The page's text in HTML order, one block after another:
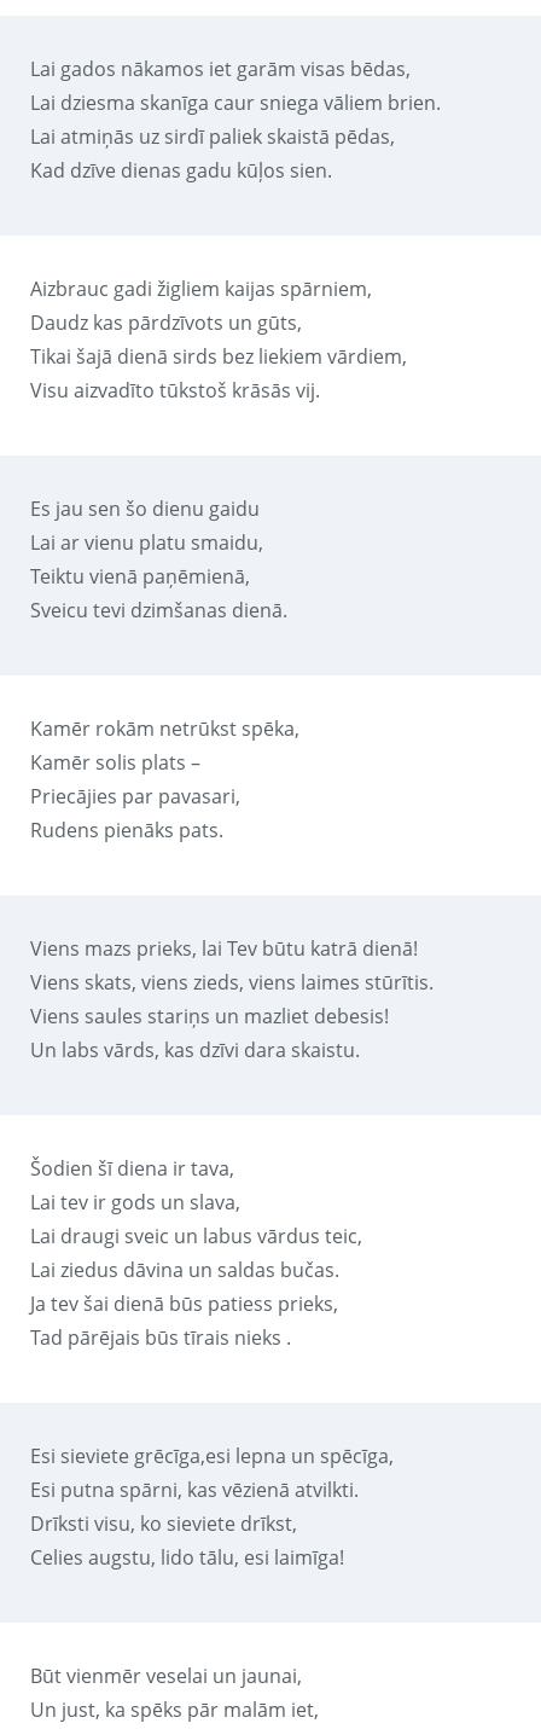
Lai gados nākamos iet garām visas bēdas,
Lai dziesma skanīga caur sniega vāliem brien.
Lai atmiņās uz sirdī paliek skaistā pēdas,
Kad dzīve dienas gadu kūļos sien.
Aizbrauc gadi žigliem kaijas spārniem,
Daudz kas pārdzīvots un gūts,
Tikai šajā dienā sirds bez liekiem vārdiem,
Visu aizvadīto tūkstoš krāsās vij.
Es jau sen šo dienu gaidu
Lai ar vienu platu smaidu,
Teiktu vienā paņēmienā,
Sveicu tevi dzimšanas dienā.
Kamēr rokām netrūkst spēka,
Kamēr solis plats –
Priecājies par pavasari,
Rudens pienāks pats.
Viens mazs prieks, lai Tev būtu katrā dienā!
Viens skats, viens zieds, viens laimes stūrītis.
Viens saules stariņs un mazliet debesis!
Un labs vārds, kas dzīvi dara skaistu.
Šodien šī diena ir tava,
Lai tev ir gods un slava,
Lai draugi sveic un labus vārdus teic,
Lai ziedus dāvina un saldas bučas.
Ja tev šai dienā būs patiess prieks,
Tad pārējais būs tīrais nieks .
Esi sieviete grēcīga,esi lepna un spēcīga,
Esi putna spārni, kas vēzienā atvilkti.
Drīksti visu, ko sieviete drīkst,
Celies augstu, lido tālu, esi laimīga!
Būt vienmēr veselai un jaunai,
Un just, ka spēks pār malām iet,